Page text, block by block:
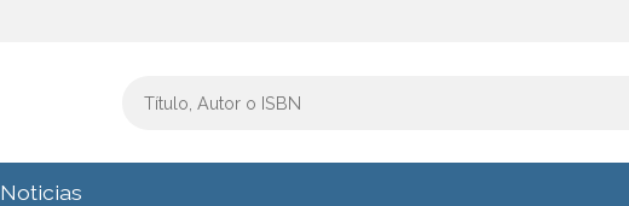
Noticias